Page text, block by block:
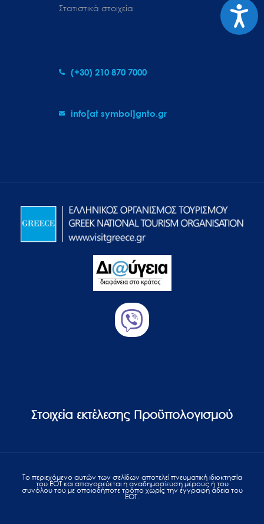
Στατιστικά στοιχεία
(+30) 210 870 7000
info[at symbol]gnto.gr
Στοιχεία εκτέλεσης Προϋπολογισμού
Το περιεχόμενο αυτών των σελίδων αποτελεί πvευματική ιδιοκτησία
του ΕΟΤ και απαγορεύεται η αναδημοσίευση μέρους ή του
συνόλου του με οποιοδήποτε τρόπο χωρίς την έγγραφη άδεια του
ΕΟΤ.